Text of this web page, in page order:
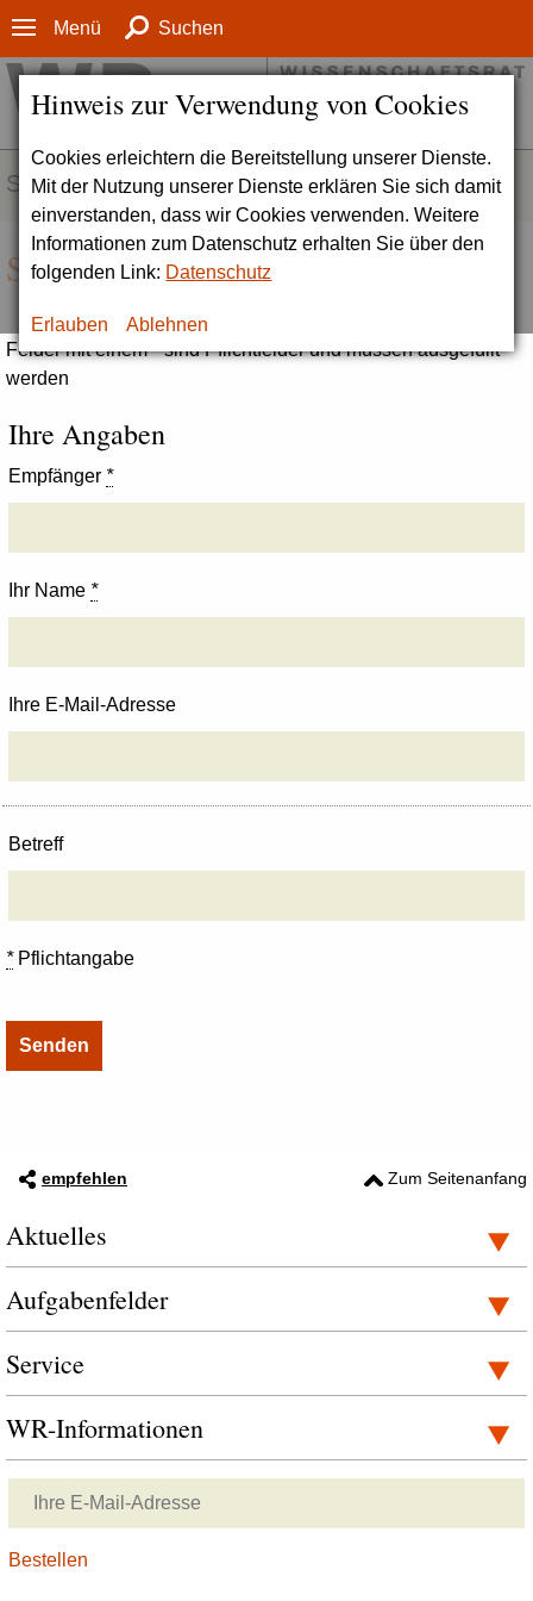
Hinweis zur Verwendung von Cookies
Cookies erleichtern die Bereitstellung unserer Dienste.
Mit der Nutzung unserer Dienste erklären Sie sich damit
einverstanden, dass wir Cookies verwenden. Weitere
Informationen zum Datenschutz erhalten Sie über den
folgenden Link: Datenschutz
Erlauben Ablehnen
Menü Suchen
SERVICE
Seite empfehlen
Felder mit einem * sind Pflichtfelder und müssen ausgefüllt
werden
Ihre Angaben
Empfänger *
Ihr Name *
Ihre E-Mail-Adresse
Betreff
*Pflichtangabe
empfehlen Zum Seitenanfang
Aktuelles
Aufgabenfelder
Service
WR-Informationen